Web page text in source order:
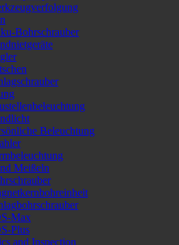
Bohrschrauber
Beleuchtung
Meißeln
Max
Plus
and Inspection